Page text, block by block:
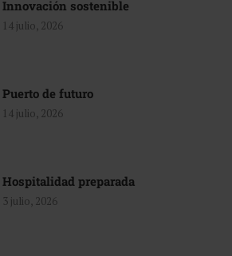
Innovación sostenible
14 julio, 2026
Puerto de futuro
14 julio, 2026
Hospitalidad preparada
3 julio, 2026